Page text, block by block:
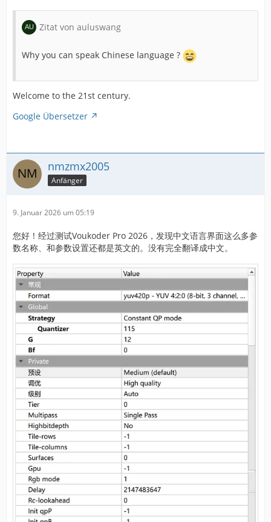
Zitat von auluswang
Why you can speak Chinese language ?
Welcome to the 21st century.
Google Übersetzer
nmzmx2005
Anfänger
9. Januar 2026 um 05:19
您好！经过测试Voukoder Pro 2026，发现中文语言界面这么多参
数名称、和参数设置还都是英文的。没有完全翻译成中文。